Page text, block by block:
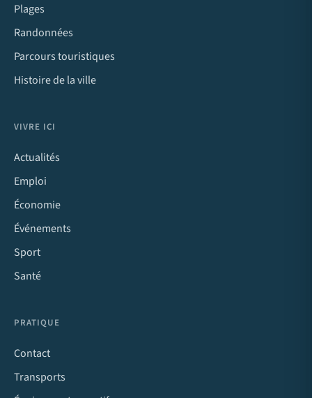
Plages
Randonnées
Parcours touristiques
Histoire de la ville
VIVRE ICI
Actualités
Emploi
Économie
Événements
Sport
Santé
PRATIQUE
Contact
Transports